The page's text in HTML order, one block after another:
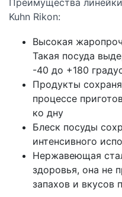
Преимущества
Kuhn Rikon:
Высокая
Такая посуда
-40 до +180
Продукты
процессе
ко дну
Блеск посуды
интенсивного
Нержавеющая
здоровья, она не
запахов и вкусов